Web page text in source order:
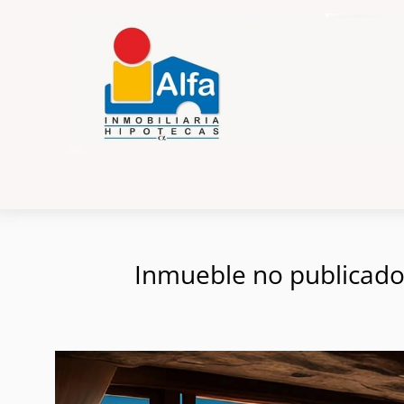
Inmueble no